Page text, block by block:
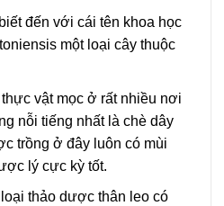
đến với cái tên khoa học
một loại cây thuộc
vật mọc ở rất nhiều nơi
nỗi tiếng nhất là chè dây
trồng ở đây luôn có mùi
lý cực kỳ tốt.
thảo dược thân leo có